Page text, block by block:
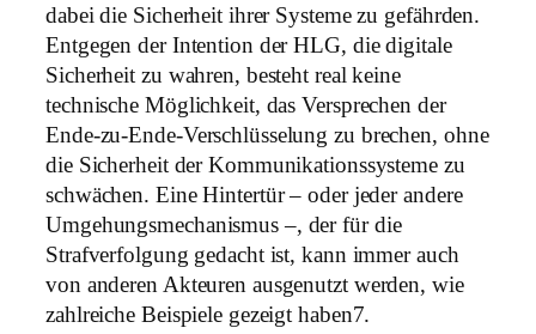
dabei die Sicherheit ihrer Systeme zu gefährden.
Entgegen der Intention der HLG, die digitale
Sicherheit zu wahren, besteht real keine
technische Möglichkeit, das Versprechen der
Ende-zu-Ende-Verschlüsselung zu brechen, ohne
die Sicherheit der Kommunikationssysteme zu
schwächen. Eine Hintertür – oder jeder andere
Umgehungsmechanismus –, der für die
Strafverfolgung gedacht ist, kann immer auch
von anderen Akteuren ausgenutzt werden, wie
zahlreiche Beispiele gezeigt haben7.